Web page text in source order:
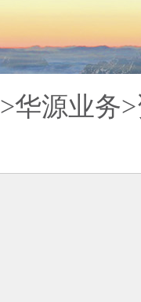
>华源业务>